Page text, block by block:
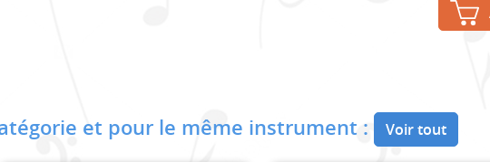
et pour le même instrument : Voir tout